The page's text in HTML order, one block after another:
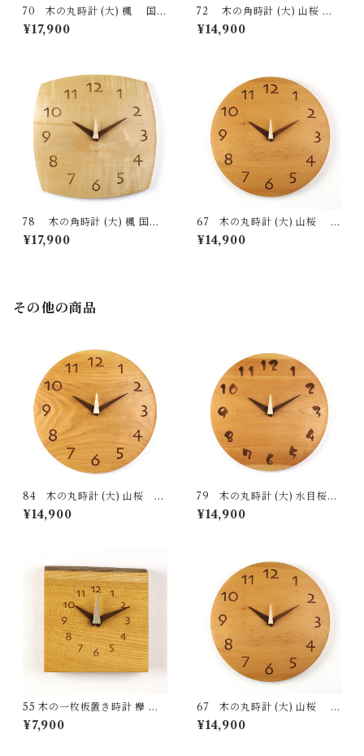
70 木の丸時計 (大) 楓 国産
一点物 SWING オリジナル 無
垢 新築祝い 結婚祝い ナチュラ
¥17,900
72 木の角時計 (大) 山桜 国
産 一点物 SWING オリジナル
無垢 新築祝い 結婚祝い ナチュ
¥14,900
78 木の角時計 (大) 楓 国産
一点物 SWING オリジナル 無
垢 新築祝い 結婚祝い ナチュラ
¥17,900
67 木の丸時計 (大) 山桜 国
産 一点物 SWING オリジナル
無垢 新築祝い 結婚祝い ナチュ
¥14,900
その他の商品
84 木の丸時計 (大) 山桜
国産 一点物 SWING オリジナ
ル 無垢 新築祝い 結婚祝い ナ
¥14,900
79 木の丸時計 (大) 水目桜
国産 一点物 SWING オリジナ
ル 無垢 新築祝い 結婚祝い ナ
¥14,900
55 木の一枚板置き時計 欅 国
産 一点物 SWING オリジナル
無垢 新築祝い 結婚祝い ナチュ
¥7,900
67 木の丸時計 (大) 山桜 国
産 一点物 SWING オリジナル
無垢 新築祝い 結婚祝い ナチュ
¥14,900